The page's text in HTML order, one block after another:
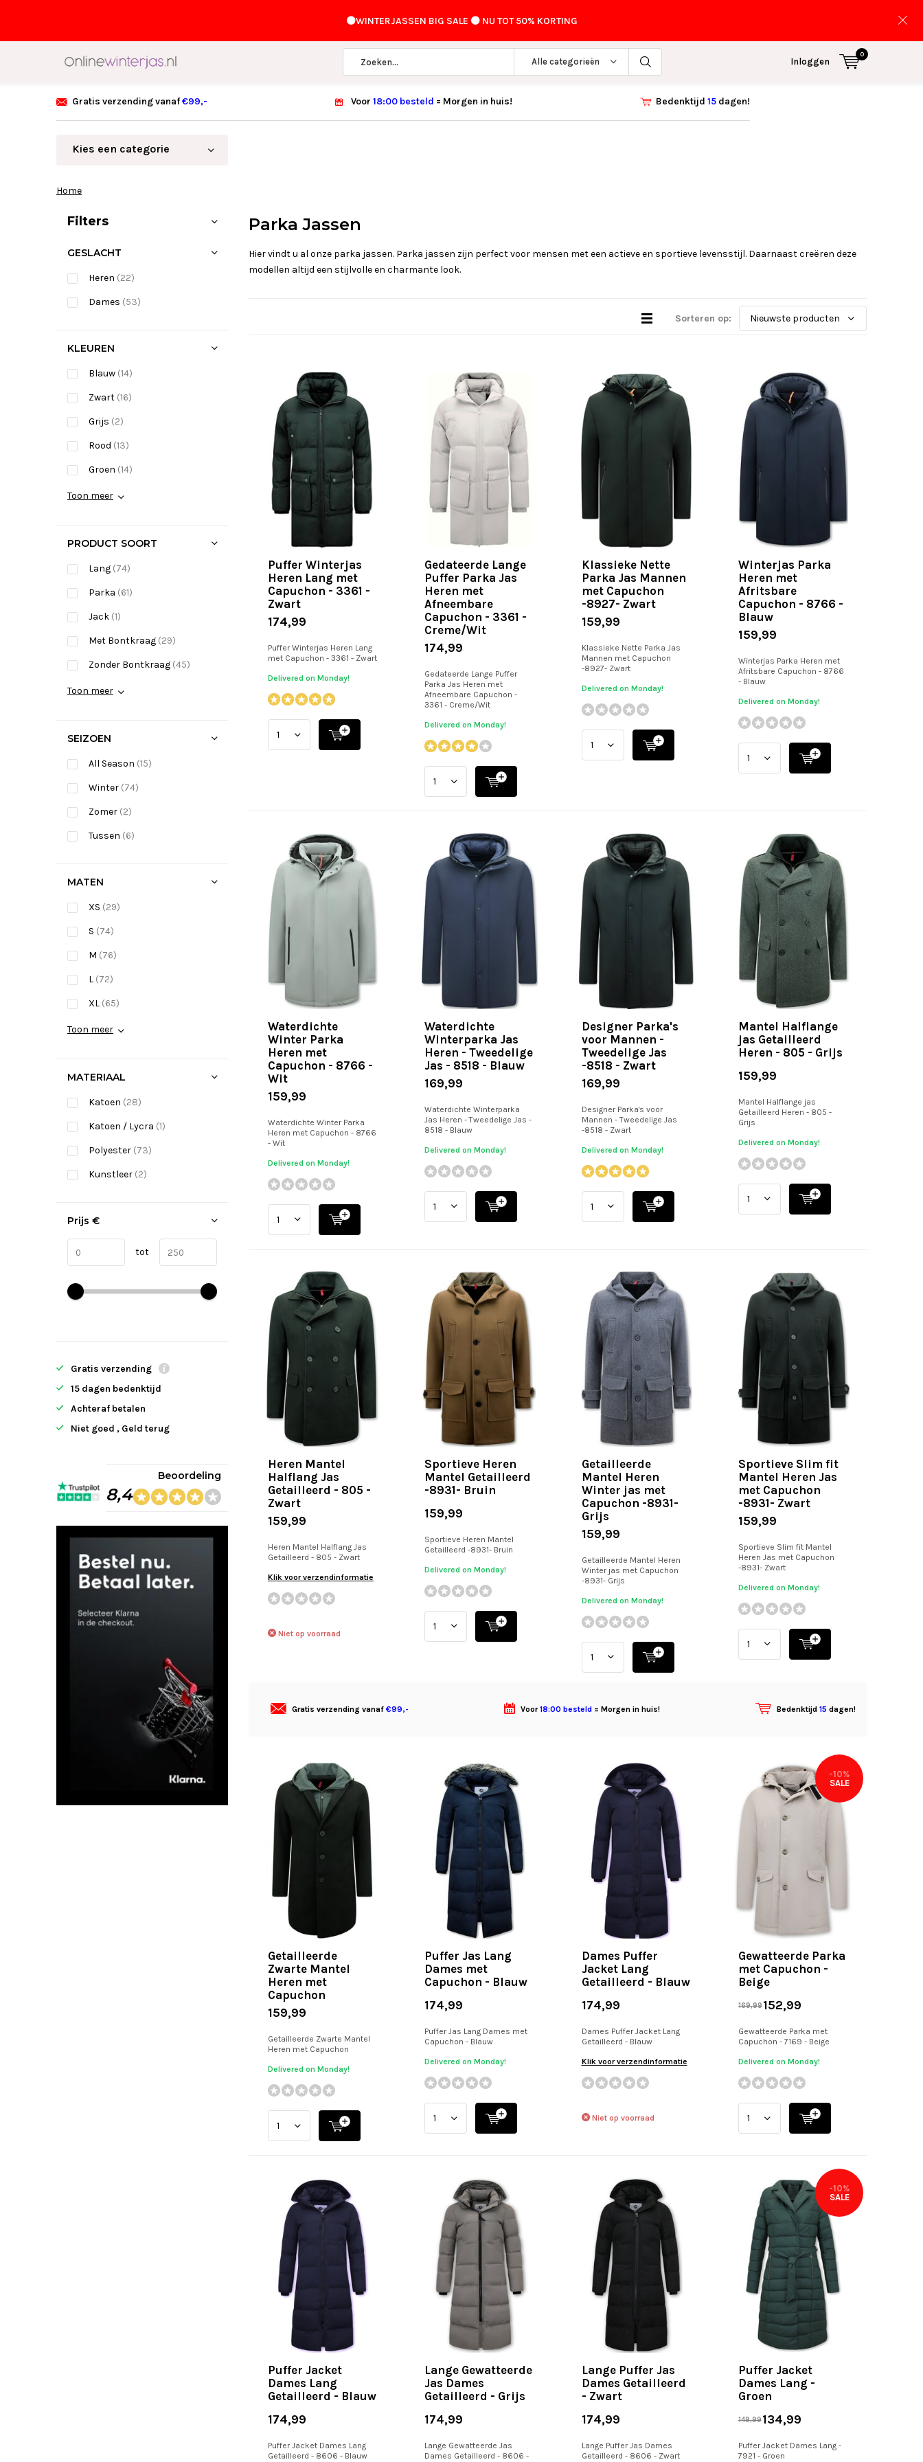
Alle categorieën Inloggen
0
⚫️WINTERJASSEN BIG SALE ⚫️ NU TOT 50% KORTING
Gratis verzending vanaf€99,- Voor 18:00 besteld = Morgen in huis! Bedenktijd 15 dagen!
Kies een categorie
Home
Parka Jassen
Hier vindt u al onze parka jassen. Parka jassen zijn perfect voor mensen met een actieve en sportieve levensstijl. Daarnaast creëren deze
modellen altijd een stijlvolle en charmante look.
Sorteren op:
Puffer Winterjas
Heren Lang met
Capuchon - 3361 -
Zwart
174,99
Puffer Winterjas Heren Lang
met Capuchon - 3361 - Zwart
Delivered on Monday!
Gedateerde Lange
Puffer Parka Jas
Heren met
Afneembare
Capuchon - 3361 -
Creme/Wit
174,99
Gedateerde Lange Puffer
Parka Jas Heren met
Afneembare Capuchon -
3361 - Creme/Wit
Delivered on Monday!
Klassieke Nette
Parka Jas Mannen
met Capuchon
-8927- Zwart
159,99
Klassieke Nette Parka Jas
Mannen met Capuchon
-8927- Zwart
Delivered on Monday!
Winterjas Parka
Heren met
Afritsbare
Capuchon - 8766 -
Blauw
159,99
Winterjas Parka Heren met
Afritsbare Capuchon - 8766
- Blauw
Delivered on Monday!
Waterdichte
Winter Parka
Heren met
Capuchon - 8766 -
Wit
159,99
Waterdichte Winter Parka
Heren met Capuchon - 8766
- Wit
Delivered on Monday!
Waterdichte
Winterparka Jas
Heren - Tweedelige
Jas - 8518 - Blauw
169,99
Waterdichte Winterparka
Jas Heren - Tweedelige Jas -
8518 - Blauw
Delivered on Monday!
Designer Parka's
voor Mannen -
Tweedelige Jas
-8518 - Zwart
169,99
Designer Parka's voor
Mannen - Tweedelige Jas
-8518 - Zwart
Delivered on Monday!
Mantel Halflange
jas Getailleerd
Heren - 805 - Grijs
159,99
Mantel Halflange jas
Getailleerd Heren - 805 -
Grijs
Delivered on Monday!
Heren Mantel
Halflang Jas
Getailleerd - 805 -
Zwart
159,99
Heren Mantel Halflang Jas
Getailleerd - 805 - Zwart
Klik voor verzendinformatie
Niet op voorraad
Sportieve Heren
Mantel Getailleerd
-8931- Bruin
159,99
Sportieve Heren Mantel
Getailleerd -8931- Bruin
Delivered on Monday!
Getailleerde
Mantel Heren
Winter jas met
Capuchon -8931-
Grijs
159,99
Getailleerde Mantel Heren
Winter jas met Capuchon
-8931- Grijs
Delivered on Monday!
Sportieve Slim fit
Mantel Heren Jas
met Capuchon
-8931- Zwart
159,99
Sportieve Slim fit Mantel
Heren Jas met Capuchon
-8931- Zwart
Delivered on Monday!
Gratis verzending vanaf €99,- Voor18:00 besteld = Morgen in huis! Bedenktijd 15 dagen!
Getailleerde
Zwarte Mantel
Heren met
Capuchon
159,99
Getailleerde Zwarte Mantel
Heren met Capuchon
Delivered on Monday!
Puffer Jas Lang
Dames met
Capuchon - Blauw
174,99
Puffer Jas Lang Dames met
Capuchon - Blauw
Delivered on Monday!
Dames Puffer
Jacket Lang
Getailleerd - Blauw
174,99
Dames Puffer Jacket Lang
Getailleerd - Blauw
Klik voor verzendinformatie
Niet op voorraad
Gewatteerde Parka
met Capuchon -
Beige
-10%
SALE
169,99152,99
Gewatteerde Parka met
Capuchon - 7169 - Beige
Delivered on Monday!
Puffer Jacket
Dames Lang
Getailleerd - Blauw
174,99
Puffer Jacket Dames Lang
Getailleerd - 8606 - Blauw
Lange Gewatteerde
Jas Dames
Getailleerd - Grijs
174,99
Lange Gewatteerde Jas
Dames Getailleerd - 8606 -
Lange Puffer Jas
Dames Getailleerd
- Zwart
174,99
Lange Puffer Jas Dames
Getailleerd - 8606 - Zwart
Puffer Jacket
Dames Lang -
Groen
-10%
SALE
149,99134,99
Puffer Jacket Dames Lang -
7921 - Groen
Sorteren op:
Filters
GESLACHT
Heren (22)
Dames (53)
KLEUREN
Blauw (14)
Zwart (16)
Grijs (2)
Rood (13)
Groen (14)
Toon meer
PRODUCT SOORT
Lang (74)
Parka (61)
Jack (1)
Met Bontkraag (29)
Zonder Bontkraag (45)
Toon meer
SEIZOEN
All Season (15)
Winter (74)
Zomer (2)
Tussen (6)
MATEN
XS (29)
S (74)
M (76)
L (72)
XL (65)
Toon meer
MATERIAAL
Katoen (28)
Katoen / Lycra (1)
Polyester (73)
Kunstleer (2)
Prijs €
tot
Gratis verzending
15 dagen bedenktijd
Achteraf betalen
Niet goed , Geld terug
8,4
Beoordeling